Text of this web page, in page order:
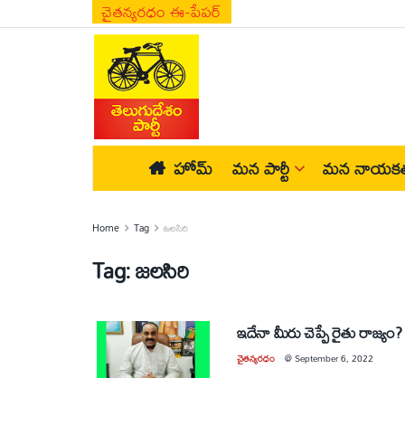
చైతన్యరధం ఈ-పేపర్
హోమ్ మన పార్టీ మన
Home Tag జలసిరి
Tag:జలసిరి
ఇదేనా మీరు చెప్పే రైతు రాజ్యం?
చైతన్యరధం @September 6, 2022